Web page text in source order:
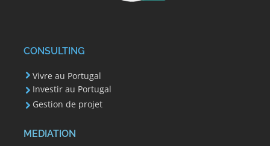
CONSULTING
Vivre au Portugal
Investir au Portugal
Gestion de projet
MEDIATION